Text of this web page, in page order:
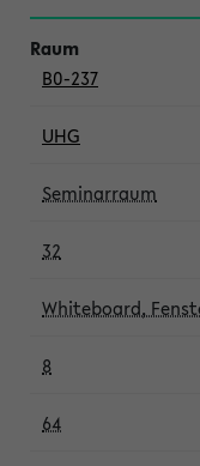
B0-237
UHG
Seminarraum
32
Whiteboard,
8
64